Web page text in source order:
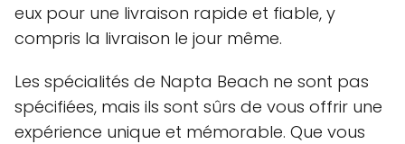
eux pour une livraison rapide et fiable, y
compris la livraison le jour même.
Les spécialités de Napta Beach ne sont pas
spécifiées, mais ils sont sûrs de vous offrir une
expérience unique et mémorable. Que vous